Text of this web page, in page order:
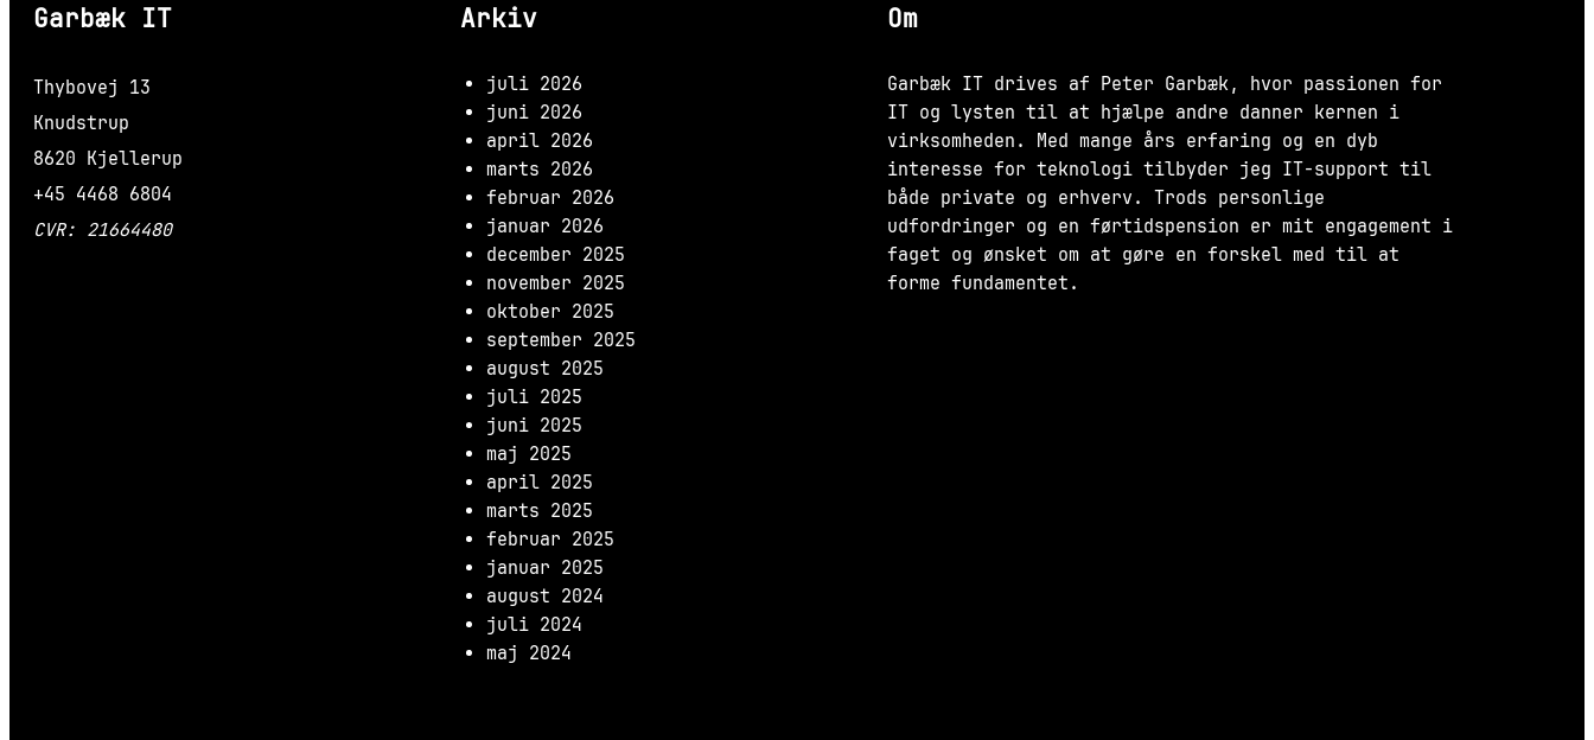
Garbæk IT
Thybovej 13
Knudstrup
8620 Kjellerup
+45 4468 6804
CVR: 21664480
Arkiv
juli 2026
juni 2026
april 2026
marts 2026
februar 2026
januar 2026
december 2025
november 2025
oktober 2025
september 2025
august 2025
juli 2025
juni 2025
maj 2025
april 2025
marts 2025
februar 2025
januar 2025
august 2024
juli 2024
maj 2024
Om
Garbæk IT drives af Peter Garbæk, hvor passionen for
IT og lysten til at hjælpe andre danner kernen i
virksomheden. Med mange års erfaring og en dyb
interesse for teknologi tilbyder jeg IT-support til
både private og erhverv. Trods personlige
udfordringer og en førtidspension er mit engagement i
faget og ønsket om at gøre en forskel med til at
forme fundamentet.